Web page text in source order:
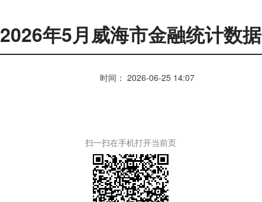
2026年5月威海市金融统计数据
时间： 2026-06-25 14:07
扫一扫在手机打开当前页